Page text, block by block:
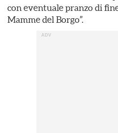
con eventuale pranzo di
Mamme del Borgo”.